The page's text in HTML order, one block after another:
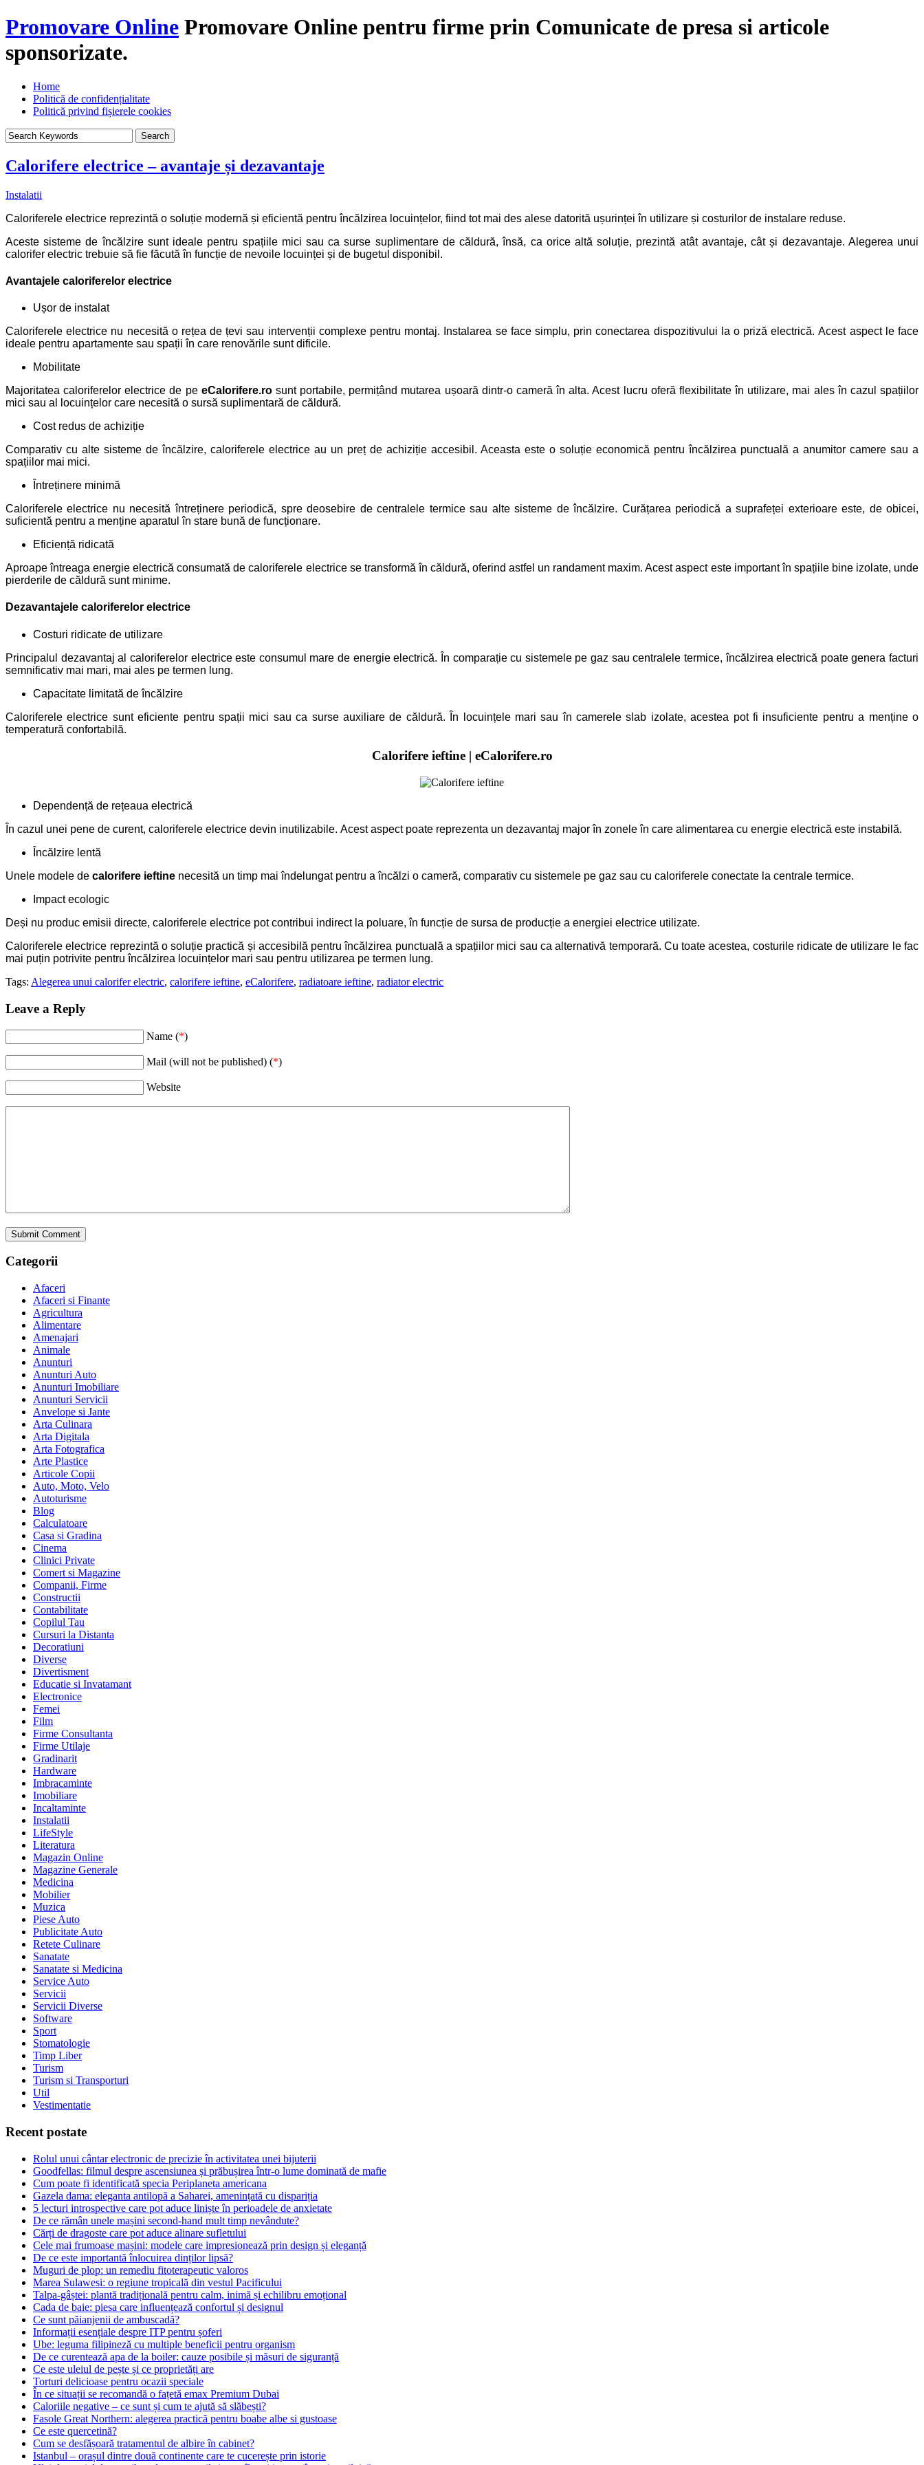
Promovare Online Promovare Online pentru firme prin Comunicate de presa si articole
sponsorizate.
Home
Politică de confidențialitate
Politică privind fișierele cookies
Calorifere electrice – avantaje și dezavantaje
Instalatii
Caloriferele electrice reprezintă o soluție modernă și eficientă pentru încălzirea locuințelor, fiind tot mai des alese datorită ușurinței în utilizare și costurilor de instalare reduse.
Aceste sisteme de încălzire sunt ideale pentru spațiile mici sau ca surse suplimentare de căldură, însă, ca orice altă soluție, prezintă atât avantaje, cât și dezavantaje. Alegerea unui
calorifer electric trebuie să fie făcută în funcție de nevoile locuinței și de bugetul disponibil.
Avantajele caloriferelor electrice
Ușor de instalat
Caloriferele electrice nu necesită o rețea de țevi sau intervenții complexe pentru montaj. Instalarea se face simplu, prin conectarea dispozitivului la o priză electrică.Acest aspect le face
ideale pentru apartamente sau spații în care renovările sunt dificile.
Mobilitate
Majoritatea caloriferelor electrice de pe eCalorifere.rosunt portabile, permițând mutarea ușoară dintr-o cameră în alta. Acest lucru oferă flexibilitate în utilizare, mai ales în cazul spațiilor
mici sau al locuințelor care necesită o sursă suplimentară de căldură.
Cost redus de achiziție
Comparativ cu alte sisteme de încălzire, caloriferele electrice au un preț de achiziție accesibil. Aceasta este o soluție economică pentru încălzirea punctuală a anumitor camere sau a
spațiilor mai mici.
Întreținere minimă
Caloriferele electrice nu necesită întreținere periodică, spre deosebire de centralele termice sau alte sisteme de încălzire. Curățarea periodică a suprafeței exterioare este, de obicei,
suficientă pentru a menține aparatul în stare bună de funcționare.
Eficiență ridicată
Aproape întreaga energie electrică consumată de caloriferele electrice se transformă în căldură, oferind astfel un randament maxim. Acest aspect este important în spațiile bine izolate, unde
pierderile de căldură sunt minime.
Dezavantajele caloriferelor electrice
Costuri ridicate de utilizare
Principalul dezavantaj al caloriferelor electrice este consumul mare de energie electrică. În comparație cu sistemele pe gaz sau centralele termice, încălzirea electrică poate genera facturi
semnificativ mai mari, mai ales pe termen lung.
Capacitate limitată de încălzire
Caloriferele electrice sunt eficiente pentru spații mici sau ca surse auxiliare de căldură. În locuințele mari sau în camerele slab izolate, acestea pot fi insuficiente pentru a menține o
temperatură confortabilă.
Calorifere ieftine | eCalorifere.ro
Dependență de rețeaua electrică
În cazul unei pene de curent, caloriferele electrice devin inutilizabile. Acest aspect poate reprezenta un dezavantaj major în zonele în care alimentarea cu energie electrică este instabilă.
Încălzire lentă
Unele modele de calorifere ieftine necesită un timp mai îndelungat pentru a încălzi o cameră, comparativ cu sistemele pe gaz sau cu caloriferele conectate la centrale termice.
Impact ecologic
Deși nu produc emisii directe, caloriferele electrice pot contribui indirect la poluare, în funcție de sursa de producție a energiei electrice utilizate.
Caloriferele electrice reprezintă o soluție practică și accesibilă pentru încălzirea punctuală a spațiilor mici sau ca alternativă temporară. Cu toate acestea, costurile ridicate de utilizare le fac
mai puțin potrivite pentru încălzirea locuințelor mari sau pentru utilizarea pe termen lung.
Tags: Alegerea unui calorifer electric, calorifere ieftine, eCalorifere, radiatoare ieftine, radiator electric
Leave a Reply
Name (*)
Mail (will not be published) (*)
Website
Categorii
Afaceri
Afaceri si Finante
Agricultura
Alimentare
Amenajari
Animale
Anunturi
Anunturi Auto
Anunturi Imobiliare
Anunturi Servicii
Anvelope si Jante
Arta Culinara
Arta Digitala
Arta Fotografica
Arte Plastice
Articole Copii
Auto, Moto, Velo
Autoturisme
Blog
Calculatoare
Casa si Gradina
Cinema
Clinici Private
Comert si Magazine
Companii, Firme
Constructii
Contabilitate
Copilul Tau
Cursuri la Distanta
Decoratiuni
Diverse
Divertisment
Educatie si Invatamant
Electronice
Femei
Film
Firme Consultanta
Firme Utilaje
Gradinarit
Hardware
Imbracaminte
Imobiliare
Incaltaminte
Instalatii
LifeStyle
Literatura
Magazin Online
Magazine Generale
Medicina
Mobilier
Muzica
Piese Auto
Publicitate Auto
Retete Culinare
Sanatate
Sanatate si Medicina
Service Auto
Servicii
Servicii Diverse
Software
Sport
Stomatologie
Timp Liber
Turism
Turism si Transporturi
Util
Vestimentatie
Recent postate
Rolul unui cântar electronic de precizie în activitatea unei bijuterii
Goodfellas: filmul despre ascensiunea și prăbușirea într-o lume dominată de mafie
Cum poate fi identificată specia Periplaneta americana
Gazela dama: eleganta antilopă a Saharei, amenințată cu dispariția
5 lecturi introspective care pot aduce liniște în perioadele de anxietate
De ce rămân unele mașini second-hand mult timp nevândute?
Cărți de dragoste care pot aduce alinare sufletului
Cele mai frumoase mașini: modele care impresionează prin design și eleganță
De ce este importantă înlocuirea dinților lipsă?
Muguri de plop: un remediu fitoterapeutic valoros
Marea Sulawesi: o regiune tropicală din vestul Pacificului
Talpa-gâștei: plantă tradițională pentru calm, inimă și echilibru emoțional
Cada de baie: piesa care influențează confortul și designul
Ce sunt păianjenii de ambuscadă?
Informații esențiale despre ITP pentru șoferi
Ube: leguma filipineză cu multiple beneficii pentru organism
De ce curentează apa de la boiler: cauze posibile și măsuri de siguranță
Ce este uleiul de pește și ce proprietăți are
Torturi delicioase pentru ocazii speciale
În ce situații se recomandă o fațetă emax Premium Dubai
Caloriile negative – ce sunt și cum te ajută să slăbești?
Fasole Great Northern: alegerea practică pentru boabe albe si gustoase
Ce este quercetină?
Cum se desfășoară tratamentul de albire în cabinet?
Istanbul – orașul dintre două continente care te cucerește prin istorie